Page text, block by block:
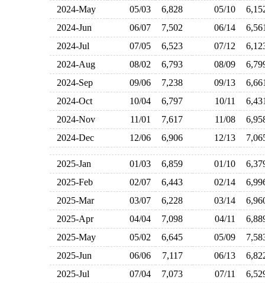
2024-May
05/03 6,828 05/10
2024-Jun
06/07 7,502 06/14
2024-Jul
07/05 6,523 07/12
2024-Aug
08/02 6,793 08/09
2024-Sep
09/06 7,238 09/13
2024-Oct
10/04 6,797 10/11
2024-Nov
11/01 7,617 11/08
2024-Dec
12/06 6,906 12/13
2025-Jan 01/03 6,859 01/10
2025-Feb
02/07 6,443 02/14
2025-Mar
03/07 6,228 03/14
2025-Apr
04/04 7,098 04/11
2025-May
05/02 6,645 05/09
2025-Jun
06/06 7,117 06/13
2025-Jul
07/04 7,073 07/11